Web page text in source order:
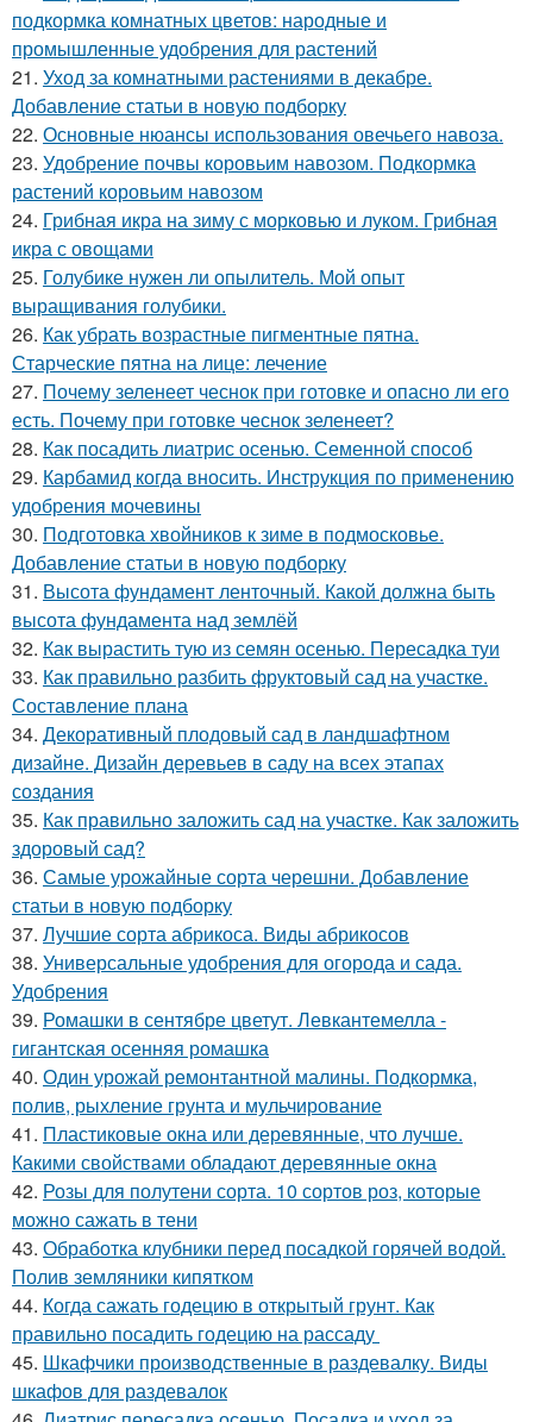
подкормка комнатных цветов: народные и
промышленные удобрения для растений
21. Уход за комнатными растениями в декабре.
Добавление статьи в новую подборку
22. Основные нюансы использования овечьего навоза.
23. Удобрение почвы коровьим навозом. Подкормка
растений коровьим навозом
24. Грибная икра на зиму с морковью и луком. Грибная
икра с овощами
25. Голубике нужен ли опылитель. Мой опыт
выращивания голубики.
26. Как убрать возрастные пигментные пятна.
Старческие пятна на лице: лечение
27. Почему зеленеет чеснок при готовке и опасно ли его
есть. Почему при готовке чеснок зеленеет?
28. Как посадить лиатрис осенью. Семенной способ
29. Карбамид когда вносить. Инструкция по применению
удобрения мочевины
30. Подготовка хвойников к зиме в подмосковье.
Добавление статьи в новую подборку
31. Высота фундамент ленточный. Какой должна быть
высота фундамента над землёй
32. Как вырастить тую из семян осенью. Пересадка туи
33. Как правильно разбить фруктовый сад на участке.
Составление плана
34. Декоративный плодовый сад в ландшафтном
дизайне. Дизайн деревьев в саду на всех этапах
создания
35. Как правильно заложить сад на участке. Как заложить
здоровый сад?
36. Самые урожайные сорта черешни. Добавление
статьи в новую подборку
37. Лучшие сорта абрикоса. Виды абрикосов
38. Универсальные удобрения для огорода и сада.
Удобрения
39. Ромашки в сентябре цветут. Левкантемелла -
гигантская осенняя ромашка
40. Один урожай ремонтантной малины. Подкормка,
полив, рыхление грунта и мульчирование
41. Пластиковые окна или деревянные, что лучше.
Какими свойствами обладают деревянные окна
42. Розы для полутени сорта. 10 сортов роз, которые
можно сажать в тени
43. Обработка клубники перед посадкой горячей водой.
Полив земляники кипятком
44. Когда сажать годецию в открытый грунт. Как
правильно посадить годецию на рассаду
45. Шкафчики производственные в раздевалку. Виды
шкафов для раздевалок